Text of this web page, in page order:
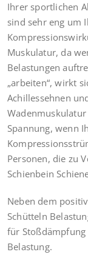
Ihrer sportlichen
sind sehr eng um
Muskulatur, da
Belastungen
„arbeiten“, wirkt
Achillessehnen
Spannung, wenn
Personen, die zu
Schienbein
Neben dem
Schütteln
für
Belastung.